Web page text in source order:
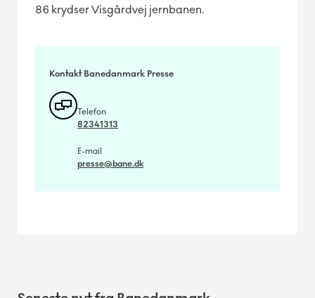
86 krydser Visgårdvej jernbanen.
Kontakt Banedanmark Presse
Telefon
82341313
E-mail
presse@bane.dk